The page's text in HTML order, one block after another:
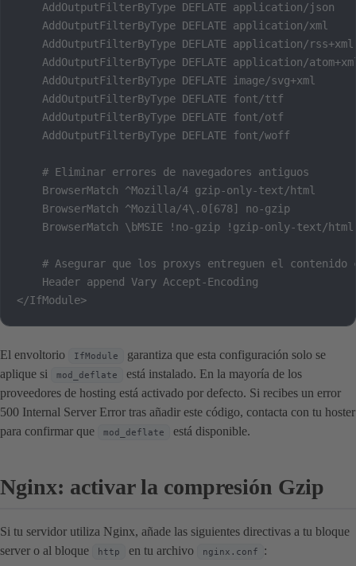
    AddOutputFilterByType DEFLATE application/json
    AddOutputFilterByType DEFLATE application/xml
    AddOutputFilterByType DEFLATE application/rss+xml
AddOutputFilterByType DEFLATE application/
    AddOutputFilterByType DEFLATE image/svg+xml
    AddOutputFilterByType DEFLATE font/ttf
    AddOutputFilterByType DEFLATE font/otf
    AddOutputFilterByType DEFLATE font/woff
    # Eliminar errores de navegadores antiguos
    BrowserMatch ^Mozilla/4 gzip-only-text/html
    BrowserMatch ^Mozilla/4\.0[678] no-gzip
    BrowserMatch \bMSIE !no-gzip !gzip-only-text/html
# Asegurar que los proxys entreguen el contenido
    Header append Vary Accept-Encoding
</IfModule>
El envoltorio IfModule
garantiza que esta configuración solo se
aplique si
mod_deflate
está instalado. En la mayoría de los
proveedores de hosting está activado por defecto. Si recibes un error
500 Internal Server Error tras añadir este código, contacta con tu hoster
para confirmar que
mod_deflate está disponible.
Nginx: activar la compresión Gzip
Si tu servidor utiliza Nginx, añade las siguientes directivas a tu bloque
server o al bloque
http en tu archivo nginx.conf :